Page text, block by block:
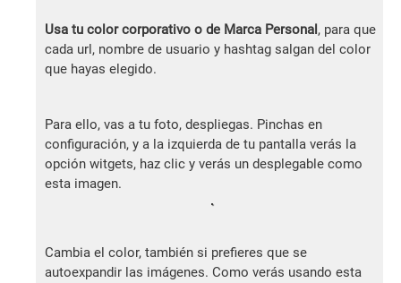
Usa tu color corporativo o de Marca Personal, para que
cada url, nombre de usuario y hashtag salgan del color
que hayas elegido.
Para ello, vas a tu foto, despliegas. Pinchas en
configuración, y a la izquierda de tu pantalla verás la
opción witgets, haz clic y verás un desplegable como
esta imagen.
Cambia el color, también si prefieres que se
autoexpandir las imágenes. Como verás usando esta